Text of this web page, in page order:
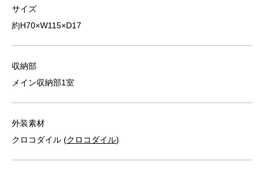
サイズ
約H70×W115×D17
収納部
メイン収納部1室
外装素材
クロコダイル (クロコダイル)